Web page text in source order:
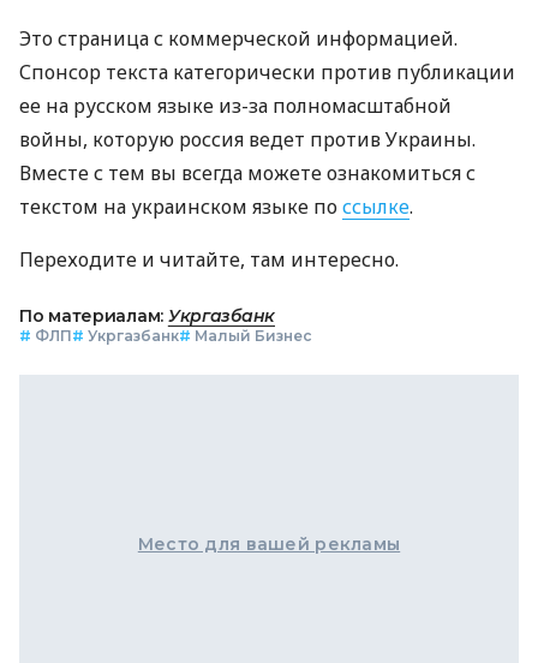
Это страница с коммерческой информацией.
Спонсор текста категорически против публикации
ее на русском языке из-за полномасштабной
войны, которую россия ведет против Украины.
Вместе с тем вы всегда можете ознакомиться с
текстом на украинском языке поссылке.
Переходите и читайте, там интересно.
По материалам: Укргазбанк
# ФЛП# Укргазбанк# Малый Бизнес
Место для вашей рекламы